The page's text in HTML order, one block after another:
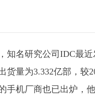
知名研究公司IDC最
货量为3.332亿部，较
手机厂商也已出炉，